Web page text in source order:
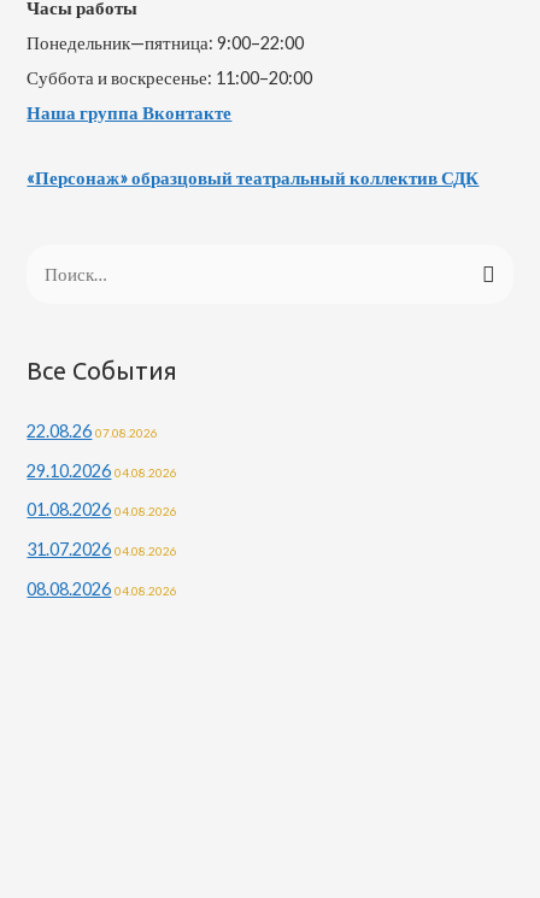
Часы работы
Понедельник—пятница: 9:00–22:00
Суббота и воскресенье: 11:00–20:00
Наша группа Вконтакте
«Персонаж» образцовый театральный коллектив СДК
Все События
22.08.26 07.08.2026
29.10.2026 04.08.2026
01.08.2026 04.08.2026
31.07.2026 04.08.2026
08.08.2026 04.08.2026